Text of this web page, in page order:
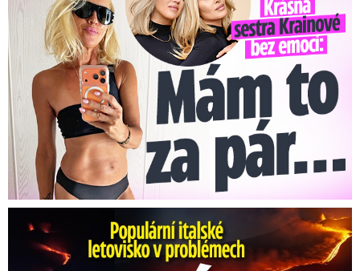
Erupce sicilské sopky Etny: Ruší desítky letů